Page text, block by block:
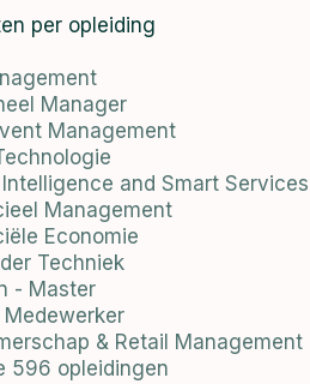
per opleiding
Manager
Management
Intelligence and Smart Services
Management
Economie
Techniek
- Master
& Retail Management
596 opleidingen